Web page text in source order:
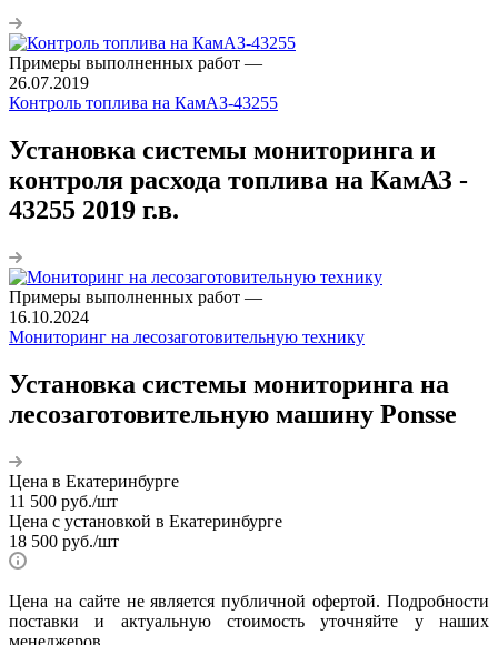
Примеры выполненных работ —
26.07.2019
Контроль топлива на КамАЗ-43255
Установка системы мониторинга и
контроля расхода топлива на КамАЗ -
43255 2019 г.в.
Примеры выполненных работ —
16.10.2024
Мониторинг на лесозаготовительную технику
Установка системы мониторинга на
лесозаготовительную машину Ponsse
Цена в Екатеринбурге
11 500 руб./шт
Цена с установкой в Екатеринбурге
18 500 руб./шт
Цена на сайте не является публичной офертой. Подробности
поставки и актуальную стоимость уточняйте у наших
менеджеров.